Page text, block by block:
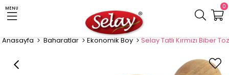
MENU 0
Anasayfa Baharatlar Ekonomik Boy Selay Tatlı Kırmızı Biber